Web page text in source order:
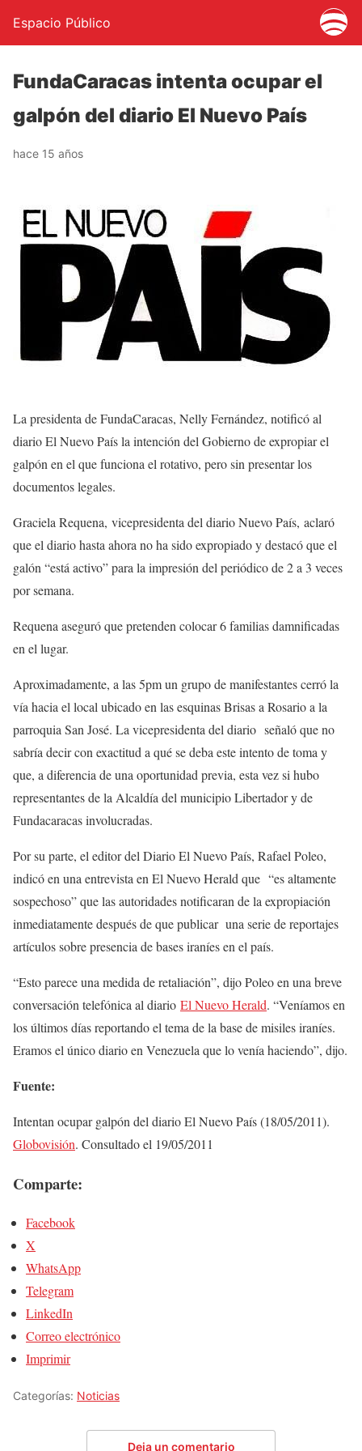
Espacio Público
FundaCaracas intenta ocupar el
galpón del diario El Nuevo País
hace 15 años
La presidenta de FundaCaracas, Nelly Fernández, notificó al
diario El Nuevo País la intención del Gobierno de expropiar el
galpón en el que funciona el rotativo, pero sin presentar los
documentos legales.
Graciela Requena, vicepresidenta del diario Nuevo País, aclaró
que el diario hasta ahora no ha sido expropiado y destacó que el
galón “está activo” para la impresión del periódico de 2 a 3 veces
por semana.
Requena aseguró que pretenden colocar 6 familias damnificadas
en el lugar.
Aproximadamente, a las 5pm un grupo de manifestantes cerró la
vía hacia el local ubicado en las esquinas Brisas a Rosario a la
parroquia San José. La vicepresidenta del diario señaló que no
sabría decir con exactitud a qué se deba este intento de toma y
que, a diferencia de una oportunidad previa, esta vez si hubo
representantes de la Alcaldía del municipio Libertador y de
Fundacaracas involucradas.
Por su parte, el editor del Diario El Nuevo País, Rafael Poleo,
indicó en una entrevista en El Nuevo Herald que “es altamente
sospechoso” que las autoridades notificaran de la expropiación
inmediatamente después de que publicar una serie de reportajes
artículos sobre presencia de bases iraníes en el país.
“Esto parece una medida de retaliación”, dijo Poleo en una breve
conversación telefónica al diario El Nuevo Herald. “Veníamos en
los últimos días reportando el tema de la base de misiles iraníes.
Eramos el único diario en Venezuela que lo venía haciendo”, dijo.
Fuente:
Intentan ocupar galpón del diario El Nuevo País (18/05/2011).
Globovisión. Consultado el 19/05/2011
Comparte:
Facebook
X
WhatsApp
Telegram
LinkedIn
Correo electrónico
Imprimir
Categorías: Noticias
Deja un comentario